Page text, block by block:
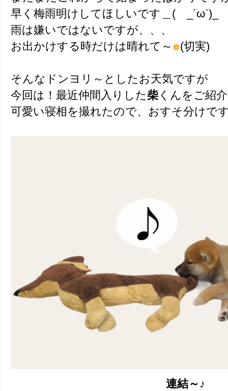
早く梅雨明けしてほしいです＿( _´ω`)_
雨は嫌いではないですが、、、
お出かけする時だけは晴れて～
(切実)
そんなドンヨリ～としたお天気ですが
今回は！最近仲間入りした 柴 くんをご紹
可愛い寝相を撮れたので、おすそ分けで
連結～♪